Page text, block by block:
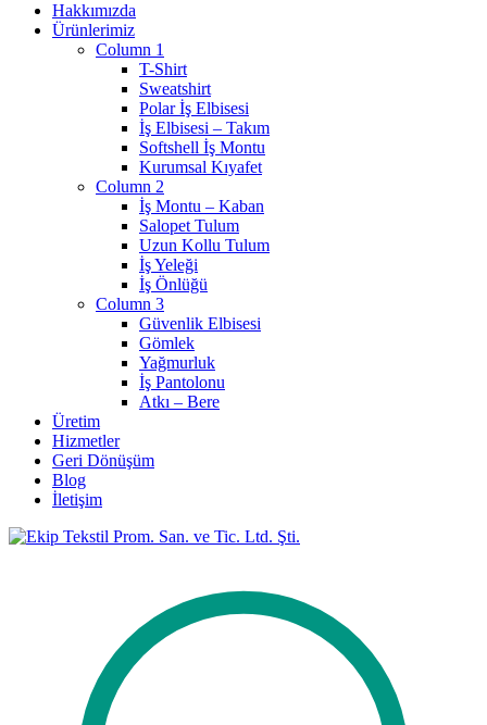
Hakkımızda
Ürünlerimiz
Column 1
T-Shirt
Sweatshirt
Polar İş Elbisesi
İş Elbisesi – Takım
Softshell İş Montu
Kurumsal Kıyafet
Column 2
İş Montu – Kaban
Salopet Tulum
Uzun Kollu Tulum
İş Yeleği
İş Önlüğü
Column 3
Güvenlik Elbisesi
Gömlek
Yağmurluk
İş Pantolonu
Atkı – Bere
Üretim
Hizmetler
Geri Dönüşüm
Blog
İletişim